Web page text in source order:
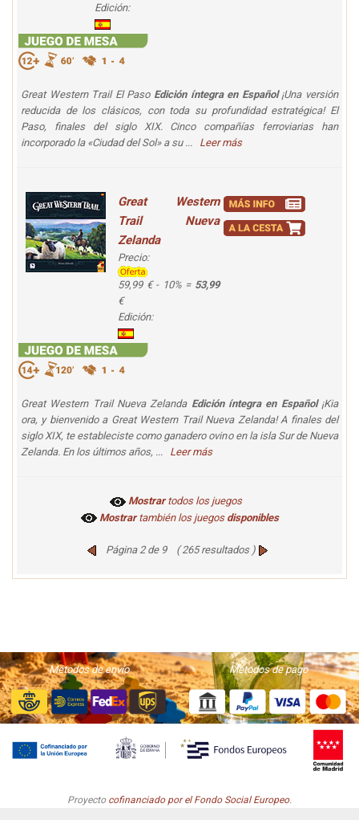
Edición:
Great Western Trail El Paso Edición íntegra en Español¡Una versión
reducida de los clásicos, con toda su profundidad estratégica! El
Paso, finales del siglo XIX. Cinco compañías ferroviarias han
incorporado la «Ciudad del Sol» a su ... Leer más
Great Western
Trail Nueva
Zelanda
Precio:
59,99 € - 10% = 53,99
€
Edición:
Great Western Trail Nueva Zelanda Edición íntegra en Español ¡Kia
ora, y bienvenido a Great Western Trail Nueva Zelanda! A finales del
siglo XIX, te estableciste como ganadero ovino en la isla Sur de Nueva
Zelanda. En los últimos años, ... Leer más
Mostrartodos los juegos
Mostrartambién los juegos disponibles
Página 2 de 9 ( 265 resultados )
Métodos de envío Métodos de pago
Proyecto cofinanciado por el Fondo Social Europeo.